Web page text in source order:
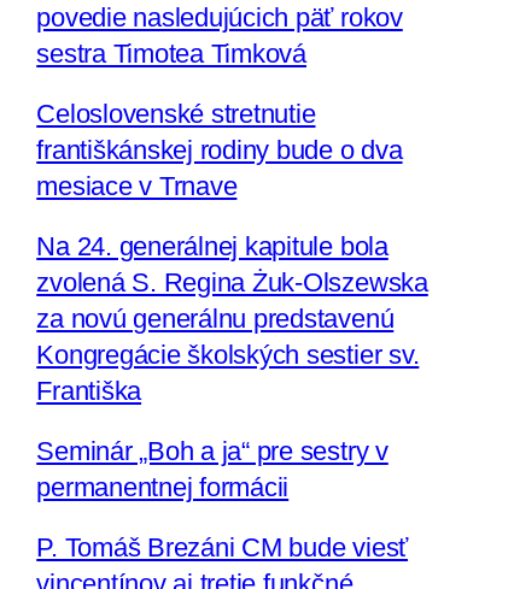
povedie nasledujúcich päť rokov
sestra Timotea Timková
Celoslovenské stretnutie
františkánskej rodiny bude o dva
mesiace v Trnave
Na 24. generálnej kapitule bola
zvolená S. Regina Żuk-Olszewska
za novú generálnu predstavenú
Kongregácie školských sestier sv.
Františka
Seminár „Boh a ja“ pre sestry v
permanentnej formácii
P. Tomáš Brezáni CM bude viesť